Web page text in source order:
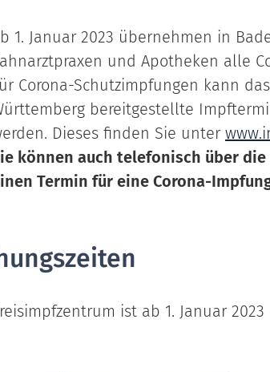
1. Januar 2023 übernehmen in
und Apotheken alle
Corona-Schutzimpfungen kann
bereitgestellte
Dieses finden Sie unter
können auch telefonisch über die
Termin für eine Corona-
ist ab 1. Januar